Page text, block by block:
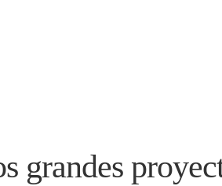
grandes